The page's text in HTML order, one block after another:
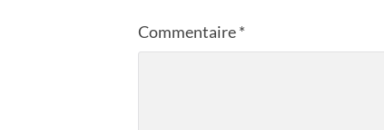
Commentaire*